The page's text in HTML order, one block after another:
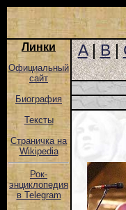
Линки
Официальный
сайт
Биография
Тексты
Страничка на
Wikipedia
Рок-
энциклопедия
в Telegram
A|B|